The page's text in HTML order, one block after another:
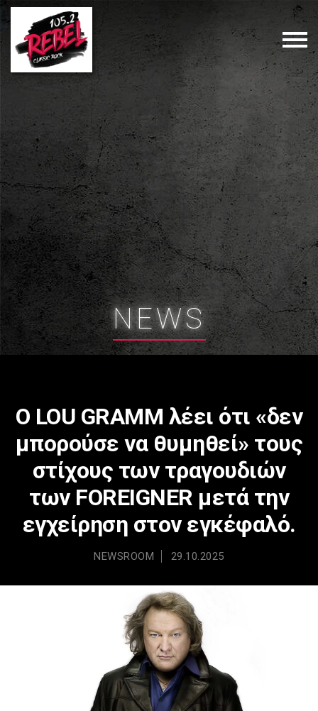
NEWS
Ο LOU GRAMM λέει ότι «δεν
μπορούσε να θυμηθεί» τους
στίχους των τραγουδιών
των FOREIGNER μετά την
εγχείρηση στον εγκέφαλό.
NEWSROOM 29.10.2025